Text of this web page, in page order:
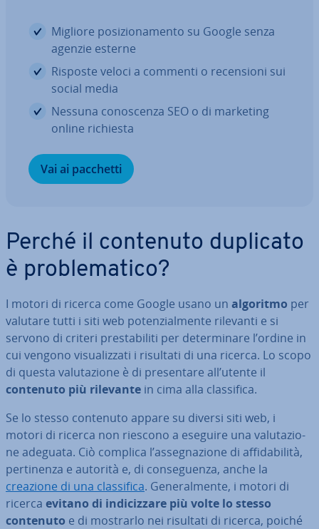
Migliore po­si­zio­na­men­to su Google senza
agenzie esterne
Risposte veloci a commenti o re­cen­sio­ni sui
social media
Nessuna co­no­scen­za SEO o di marketing
online richiesta
Vai ai pacchetti
Perché il contenuto duplicato
è pro­ble­ma­ti­co?
I motori di ricerca come Google usano un algoritmo per
valutare tutti i siti web po­ten­zial­men­te rilevanti e si
servono di criteri pre­sta­bi­li­ti per de­ter­mi­na­re l’ordine in
cui vengono vi­sua­liz­za­ti i risultati di una ricerca. Lo scopo
di questa va­lu­ta­zio­ne è di pre­sen­ta­re all’utente il
contenuto più rilevante in cima alla clas­si­fi­ca.
Se lo stesso contenuto appare su diversi siti web, i
motori di ricerca non riescono a eseguire una va­lu­ta­zio­
ne adeguata. Ciò complica l’as­se­gna­zio­ne di af­fi­da­bi­li­tà,
per­ti­nen­za e autorità e, di con­se­guen­za, anche la
creazione di una clas­si­fi­ca. Ge­ne­ral­men­te, i motori di
ricerca evitano di in­di­ciz­za­re più volte lo stesso
contenuto e di mostrarlo nei risultati di ricerca, poiché